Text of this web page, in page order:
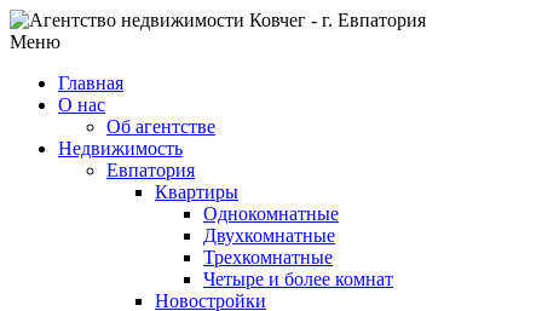
Меню
Главная
О нас
Об агентстве
Недвижимость
Евпатория
Квартиры
Однокомнатные
Двухкомнатные
Трехкомнатные
Четыре и более комнат
Новостройки